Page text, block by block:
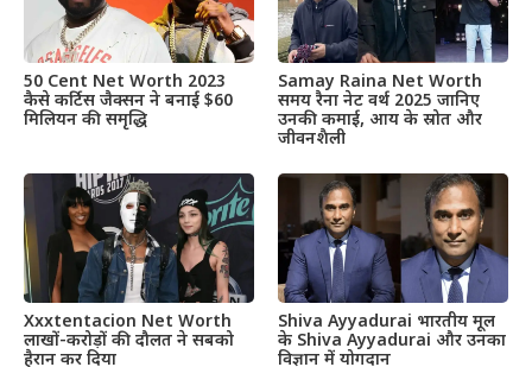
50 Cent Net Worth 2023
कैसे कर्टिस जैक्सन ने बनाई $60
मिलियन की समृद्धि
Samay Raina Net Worth
समय रैना नेट वर्थ 2025 जानिए
उनकी कमाई, आय के स्रोत और
जीवनशैली
Xxxtentacion Net Worth
लाखों-करोड़ों की दौलत ने सबको
हैरान कर दिया
Shiva Ayyadurai भारतीय मूल
के Shiva Ayyadurai और उनका
विज्ञान में योगदान